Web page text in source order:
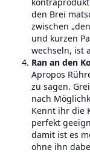
den Brei
zwischen
und kurzen
wechseln, ist
Ran an den
Apropos
zu sagen.
nach
Kennt ihr die
perfekt
damit ist es
ohne ihn